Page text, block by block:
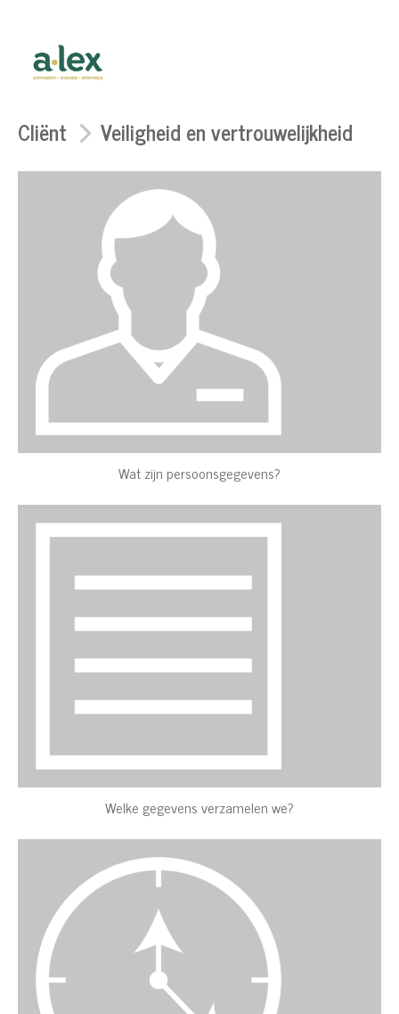
Cliënt Veiligheid en vertrouwelijkheid
Wat zijn persoonsgegevens?
Welke gegevens verzamelen we?